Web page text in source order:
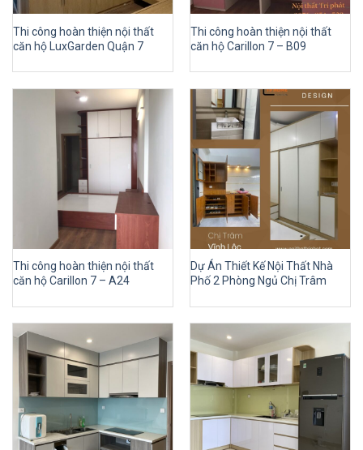
Thi công hoàn thiện nội thất
căn hộ LuxGarden Quận 7
Thi công hoàn thiện nội thất
căn hộ Carillon 7 – B09
Thi công hoàn thiện nội thất
căn hộ Carillon 7 – A24
Dự Án Thiết Kế Nội Thất Nhà
Phố 2 Phòng Ngủ Chị Trâm